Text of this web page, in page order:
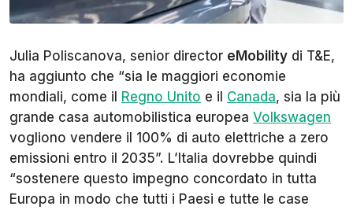
Julia Poliscanova, senior director eMobility di T&E,
ha aggiunto che “sia le maggiori economie
mondiali, come il Regno Unito e il Canada, sia la più
grande casa automobilistica europea Volkswagen
vogliono vendere il 100% di auto elettriche a zero
emissioni entro il 2035”. L’Italia dovrebbe quindi
“sostenere questo impegno concordato in tutta
Europa in modo che tutti i Paesi e tutte le case